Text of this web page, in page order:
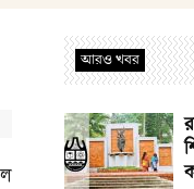
আরও খবর